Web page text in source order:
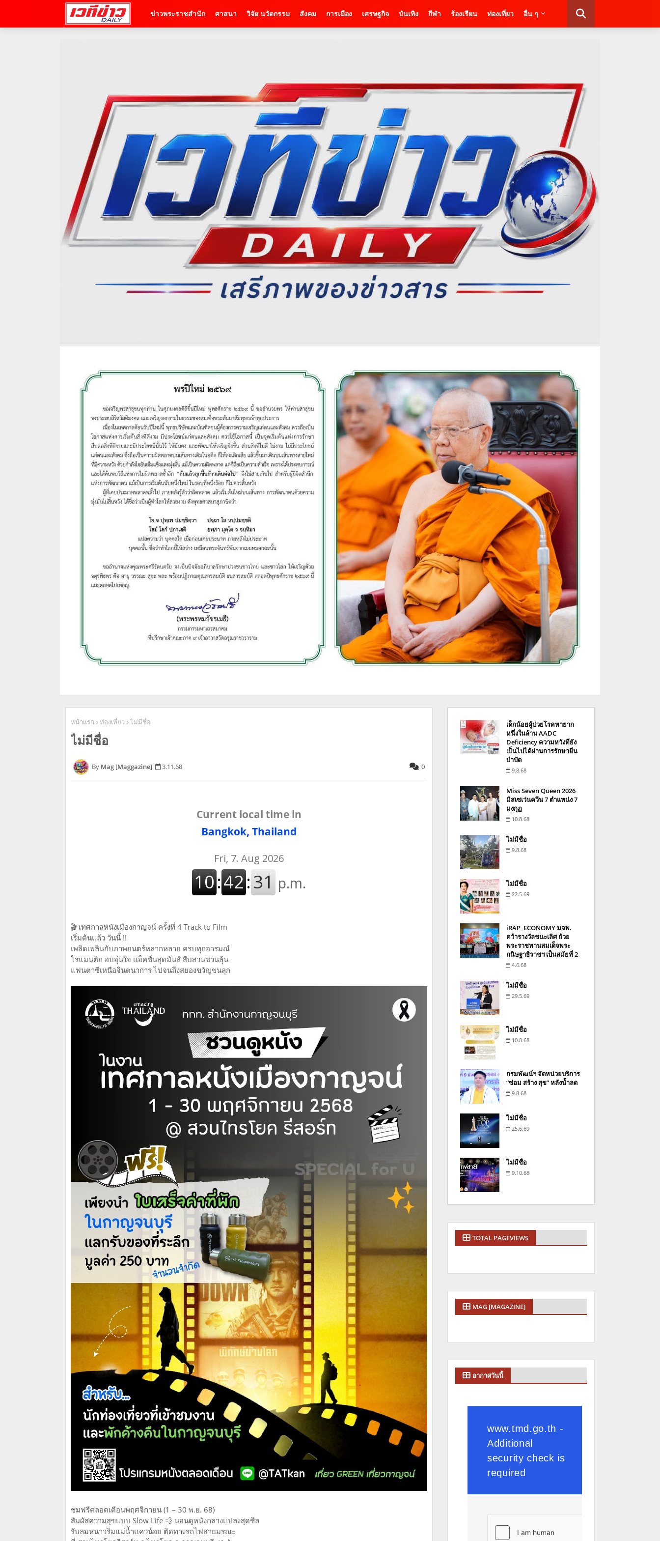
ข่าวพระราชสำนัก ศาสนา วิจัย นวัตกรรม สังคม การเมือง เศรษฐกิจ บันเทิง กีฬา ร้องเรียน ท่องเที่ยว อื่น ๆ
หน้าแรก ท่องเที่ยว ไม่มีชื่อ
ไม่มีชื่อ
Mag [Maggazine] 3.11.68 0
Current local time in
Bangkok, Thailand
🎬 เทศกาลหนังเมืองกาญจน์ ครั้งที่ 4 Track to Film
เริ่มต้นแล้ว วันนี้ !!
เพลิดเพลินกับภาพยนตร์หลากหลาย ครบทุกอารมณ์
โรแมนติก อบอุ่นใจ แอ็คชั่นสุดมันส์ สืบสวนชวนลุ้น
แฟนตาซีเหนือจินตนาการ ไปจนถึงสยองขวัญขนลุก
ชมฟรีตลอดเดือนพฤศจิกายน (1 – 30 พ.ย. 68)
สัมผัสความสุขแบบ Slow Life 💨 นอนดูหนังกลางแปลงสุดชิล
รับลมหนาวริมแม่น้ำแควน้อย ติดทางรถไฟสายมรณะ
เด็กน้อยผู้ป่วยโรคหายาก
หนึ่งในล้าน AADC
Deficiency ความหวังที่ยัง
เป็นไปได้ผ่านการรักษายีน
บำบัด
9.8.68
Miss Seven Queen 2026
มิสเซเว่นควีน 7 ตำแหน่ง 7
มงกุฏ
10.8.68
ไม่มีชื่อ
9.8.68
ไม่มีชื่อ
22.5.69
iRAP_ECONOMY มจพ.
คว้ารางวัลชนะเลิศ ถ้วย
พระราชทานสมเด็จพระ
กนิษฐาธิราชฯ เป็นสมัยที่ 2
4.6.68
ไม่มีชื่อ
29.5.69
ไม่มีชื่อ
10.8.68
กรมพัฒน์ฯ จัดหน่วยบริการ
“ซ่อม สร้าง สุข” หลังน้ำลด
9.8.68
ไม่มีชื่อ
25.6.69
ไม่มีชื่อ
9.10.68
TOTAL PAGEVIEWS
MAG [MAGAZINE]
อากาศวันนี้